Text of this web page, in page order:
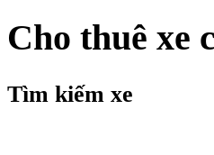
Cho thuê xe
Tìm kiếm xe